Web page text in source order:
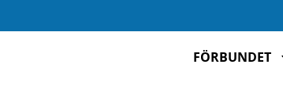
till
FÖRBUNDET